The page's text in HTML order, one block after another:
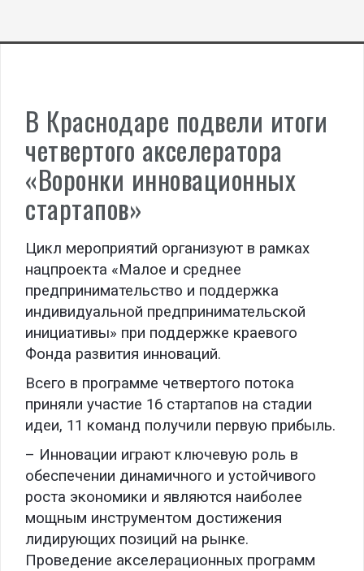
В Краснодаре подвели итоги
четвертого акселератора
«Воронки инновационных
стартапов»
Цикл мероприятий организуют в рамках
нацпроекта «Малое и среднее
предпринимательство и поддержка
индивидуальной предпринимательской
инициативы» при поддержке краевого
Фонда развития инноваций.
Всего в программе четвертого потока
приняли участие 16 стартапов на стадии
идеи, 11 команд получили первую прибыль.
– Инновации играют ключевую роль в
обеспечении динамичного и устойчивого
роста экономики и являются наиболее
мощным инструментом достижения
лидирующих позиций на рынке.
Проведение акселерационных программ